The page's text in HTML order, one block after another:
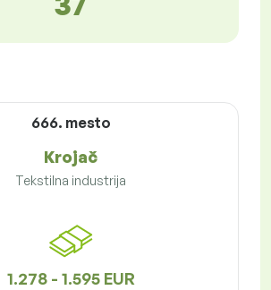
666. mesto
Krojač
Tekstilna industrija
1.278 - 1.595 EUR